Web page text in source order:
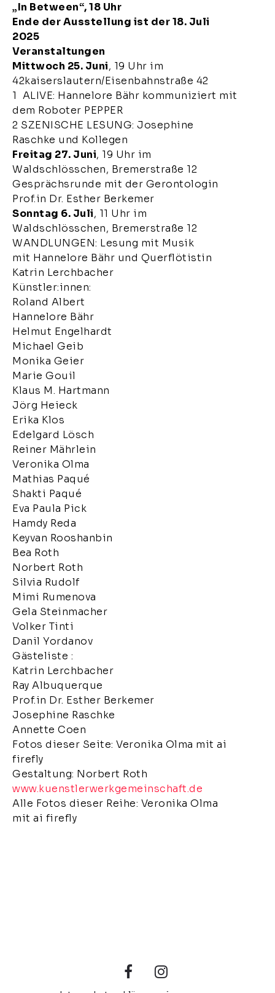
„In Between“, 18 Uhr
Ende der Ausstellung ist der 18. Juli
2025
Veranstaltungen
Mittwoch 25. Juni, 19 Uhr im
42kaiserslautern/Eisenbahnstraße 42
1 ALIVE: Hannelore Bähr kommuniziert mit
dem Roboter PEPPER
2 SZENISCHE LESUNG: Josephine
Raschke und Kollegen
Freitag 27. Juni, 19 Uhr im
Waldschlösschen, Bremerstraße 12
Gesprächsrunde mit der Gerontologin
Prof.in Dr. Esther Berkemer
Sonntag 6. Juli, 11 Uhr im
Waldschlösschen, Bremerstraße 12
WANDLUNGEN: Lesung mit Musik
mit Hannelore Bähr und Querflötistin
Katrin Lerchbacher
Künstler:innen:
Roland Albert
Hannelore Bähr
Helmut Engelhardt
Michael Geib
Monika Geier
Marie Gouil
Klaus M. Hartmann
Jörg Heieck
Erika Klos
Edelgard Lösch
Reiner Mährlein
Veronika Olma
Mathias Paqué
Shakti Paqué
Eva Paula Pick
Hamdy Reda
Keyvan Rooshanbin
Bea Roth
Norbert Roth
Silvia Rudolf
Mimi Rumenova
Gela Steinmacher
Volker Tinti
Danil Yordanov
Gästeliste :
Katrin Lerchbacher
Ray Albuquerque
Prof.in Dr. Esther Berkemer
Josephine Raschke
Annette Coen
Fotos dieser Seite: Veronika Olma mit ai
firefly
Gestaltung: Norbert Roth
www.kuenstlerwerkgemeinschaft.de
Alle Fotos dieser Reihe: Veronika Olma
mit ai firefly